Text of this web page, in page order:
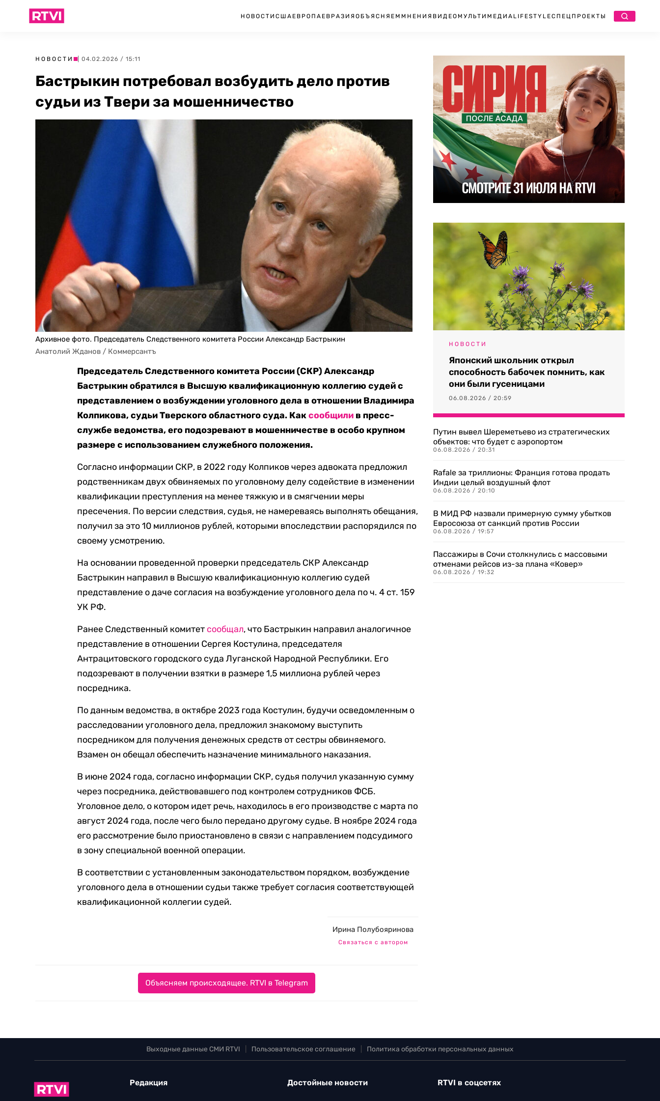
НОВОСТИ США ЕВРОПА ЕВРАЗИЯ ОБЪЯСНЯЕМ МНЕНИЯ ВИДЕО МУЛЬТИМЕДИА LIFESTYLEСПЕЦПРОЕКТЫ
НОВОСТИ | 04.02.2026 / 15:11
Бастрыкин потребовал возбудить дело против
судьи из Твери за мошенничество
Архивное фото. Председатель Следственного комитета России Александр Бастрыкин
Анатолий Жданов / Коммерсантъ
Председатель Следственного комитета России (СКР) Александр
Бастрыкин обратился в Высшую квалификационную коллегию судей с
представлением о возбуждении уголовного дела в отношении Владимира
Колпикова, судьи Тверского областного суда. Каксообщили в пресс-
службе ведомства, его подозревают в мошенничестве в особо крупном
размере с использованием служебного положения.
Согласно информации СКР, в 2022 году Колпиков через адвоката предложил
родственникам двух обвиняемых по уголовному делу содействие в изменении
квалификации преступления на менее тяжкую и в смягчении меры
пресечения. По версии следствия, судья, не намереваясь выполнять обещания,
получил за это 10 миллионов рублей, которыми впоследствии распорядился по
своему усмотрению.
На основании проведенной проверки председатель СКР Александр
Бастрыкин направил в Высшую квалификационную коллегию судей
представление о даче согласия на возбуждение уголовного дела по ч. 4 ст. 159
УК РФ.
Ранее Следственный комитет сообщал, что Бастрыкин направил аналогичное
представление в отношении Сергея Костулина, председателя
Антрацитовского городского суда Луганской Народной Республики. Его
подозревают в получении взятки в размере 1,5 миллиона рублей через
посредника.
По данным ведомства, в октябре 2023 года Костулин, будучи осведомленным о
расследовании уголовного дела, предложил знакомому выступить
посредником для получения денежных средств от сестры обвиняемого.
Взамен он обещал обеспечить назначение минимального наказания.
В июне 2024 года, согласно информации СКР, судья получил указанную сумму
через посредника, действовавшего под контролем сотрудников ФСБ.
Уголовное дело, о котором идет речь, находилось в его производстве с марта по
август 2024 года, после чего было передано другому судье. В ноябре 2024 года
его рассмотрение было приостановлено в связи с направлением подсудимого
в зону специальной военной операции.
В соответствии с установленным законодательством порядком, возбуждение
уголовного дела в отношении судьи также требует согласия соответствующей
квалификационной коллегии судей.
Ирина Полубояринова
Связаться с автором
Объясняем происходящее. RTVI в Telegram
НОВОСТИ
Японский школьник открыл
способность бабочек помнить, как
они были гусеницами
06.08.2026 / 20:59
Путин вывел Шереметьево из стратегических
объектов: что будет с аэропортом
06.08.2026 / 20:31
Rafale за триллионы: Франция готова продать
Индии целый воздушный флот
06.08.2026 / 20:10
В МИД РФ назвали примерную сумму убытков
Евросоюза от санкций против России
06.08.2026 / 19:57
Пассажиры в Сочи столкнулись с массовыми
отменами рейсов из-за плана «Ковер»
06.08.2026 / 19:32
Выходные данные СМИ RTVI Пользовательское соглашение Политика обработки персональных данных
Редакция Достойные новости RTVI в соцсетях